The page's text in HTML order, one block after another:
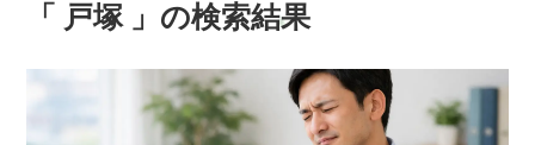
「 戸塚 」の検索結果